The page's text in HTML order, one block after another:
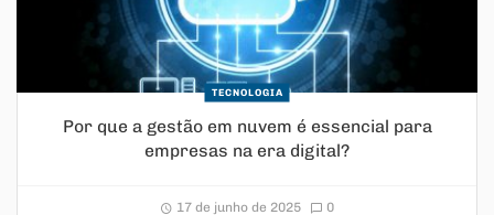
TECNOLOGIA
Por que a gestão em nuvem é essencial para
empresas na era digital?
17 de junho de 2025 0